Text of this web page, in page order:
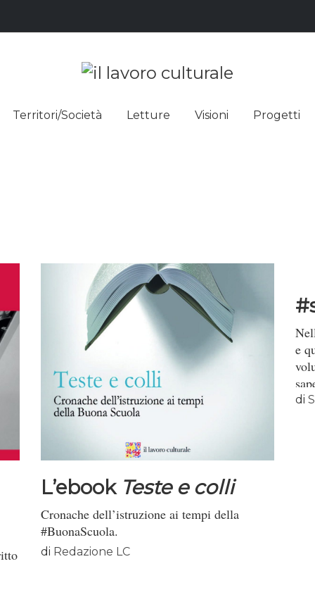
Territori/Società Letture Visioni Progetti
L’ebook Teste e colli
Cronache dell’istruzione ai tempi della
#BuonaScuola.
di Redazione LC
e
di